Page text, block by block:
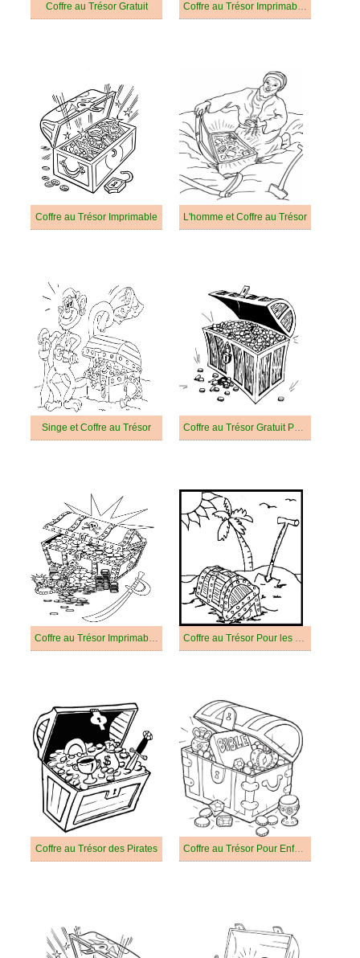
Coffre au Trésor Gratuit Coffre au Trésor Imprimable Gratuit
Coffre au Trésor Imprimable L'homme et Coffre au Trésor
Singe et Coffre au Trésor Coffre au Trésor Gratuit Pour Enfants
Coffre au Trésor Imprimable Pour Enfants Coffre au Trésor Pour les Enfants
Coffre au Trésor des Pirates Coffre au Trésor Pour Enfants